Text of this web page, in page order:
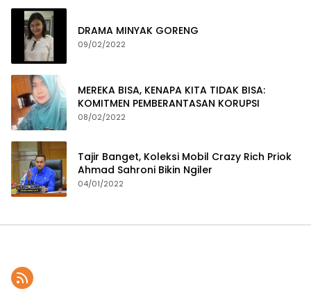
DRAMA MINYAK GORENG
09/02/2022
MEREKA BISA, KENAPA KITA TIDAK BISA:
KOMITMEN PEMBERANTASAN KORUPSI
08/02/2022
Tajir Banget, Koleksi Mobil Crazy Rich Priok
Ahmad Sahroni Bikin Ngiler
04/01/2022